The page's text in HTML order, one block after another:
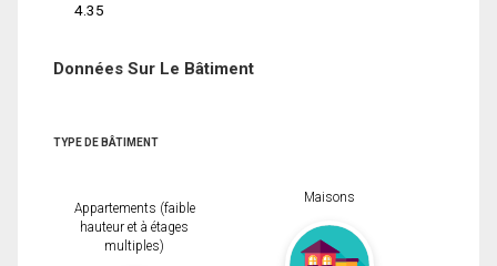
4.35
Données Sur Le Bâtiment
TYPE DE BÂTIMENT
Appartements (faible
hauteur et à étages
multiples)
Maisons